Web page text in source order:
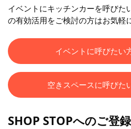
イベントにキッチンカーを呼びた
の有効活用をご検討の方はお気軽
イベントに呼びたい
空きスペースに呼びた
SHOP STOPへのご登